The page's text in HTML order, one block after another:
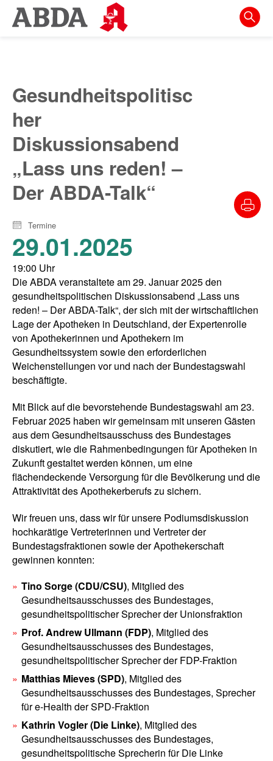
Springe
direkt
zur
Meta-
Navigation
Inhalt
zur
Gesundheitspolitisc
her
Diskussionsabend
„Lass uns reden! –
Der ABDA-Talk“
Termine
29.01.2025
19:00 Uhr
Die ABDA veranstaltete am 29. Januar 2025 den
gesundheitspolitischen Diskussionsabend „Lass uns
reden! – Der ABDA-Talk“, der sich mit der wirtschaftlichen
Lage der Apotheken in Deutschland, der Expertenrolle
von Apothekerinnen und Apothekern im
Gesundheitssystem sowie den erforderlichen
Weichenstellungen vor und nach der Bundestagswahl
beschäftigte.
Mit Blick auf die bevorstehende Bundestagswahl am 23.
Februar 2025 haben wir gemeinsam mit unseren Gästen
aus dem Gesundheitsausschuss des Bundestages
diskutiert, wie die Rahmenbedingungen für Apotheken in
Zukunft gestaltet werden können, um eine
flächendeckende Versorgung für die Bevölkerung und die
Attraktivität des Apothekerberufs zu sichern.
Wir freuen uns, dass wir für unsere Podiumsdiskussion
hochkarätige Vertreterinnen und Vertreter der
Bundestagsfraktionen sowie der Apothekerschaft
gewinnen konnten:
Tino Sorge (CDU/CSU), Mitglied des
Gesundheitsausschusses des Bundestages,
gesundheitspolitischer Sprecher der Unionsfraktion
Prof. Andrew Ullmann (FDP), Mitglied des
Gesundheitsausschusses des Bundestages,
gesundheitspolitischer Sprecher der FDP-Fraktion
Matthias Mieves (SPD), Mitglied des
Gesundheitsausschusses des Bundestages, Sprecher
für e-Health der SPD-Fraktion
Kathrin Vogler (Die Linke), Mitglied des
Gesundheitsausschusses des Bundestages,
gesundheitspolitische Sprecherin für Die Linke